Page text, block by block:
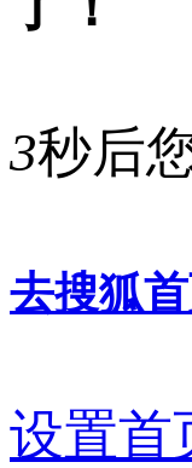
3秒后
去搜狐
设置首